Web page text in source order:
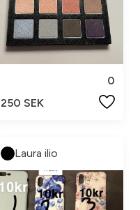
0
250 SEK
Laura ilio